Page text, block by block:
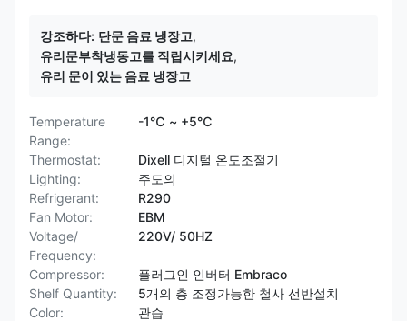
강조하다: 단문 음료 냉장고,
유리문부착냉동고를 직립시키세요,
유리 문이 있는 음료 냉장고
Temperature
Range:
-1℃ ~ +5℃
Thermostat:
Dixell 디지털 온도조절기
Lighting:
주도의
Refrigerant:
R290
Fan Motor:
EBM
Voltage/
Frequency:
220V/ 50HZ
Compressor:
플러그인 인버터 Embraco
Shelf Quantity:
5개의 층 조정가능한 철사 선반설치
Color:
관습